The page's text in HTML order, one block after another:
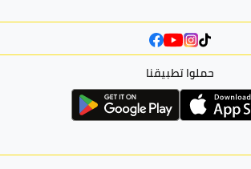
حملوا تطبيقنا